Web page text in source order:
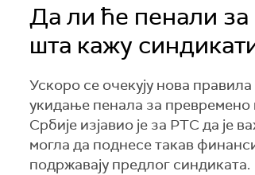
Да ли ће пенали
шта кажу
Ускоро се очекују нова
укидање пенала за
Србије изјавио је за РТС да је
могла да поднесе такав
подржавају предлог синдиката.